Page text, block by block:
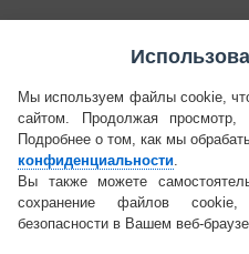
для получения подробных
И ПРАЗДНИКИ
Почти повсеместно поспел
березовые веники.
Мы используем файлы cookie,
сайтом. Продолжая
Подробнее о том, как мы
конфиденциальности.
Вы также можете
сохранение файлов cookie,
безопасности в Вашем веб-